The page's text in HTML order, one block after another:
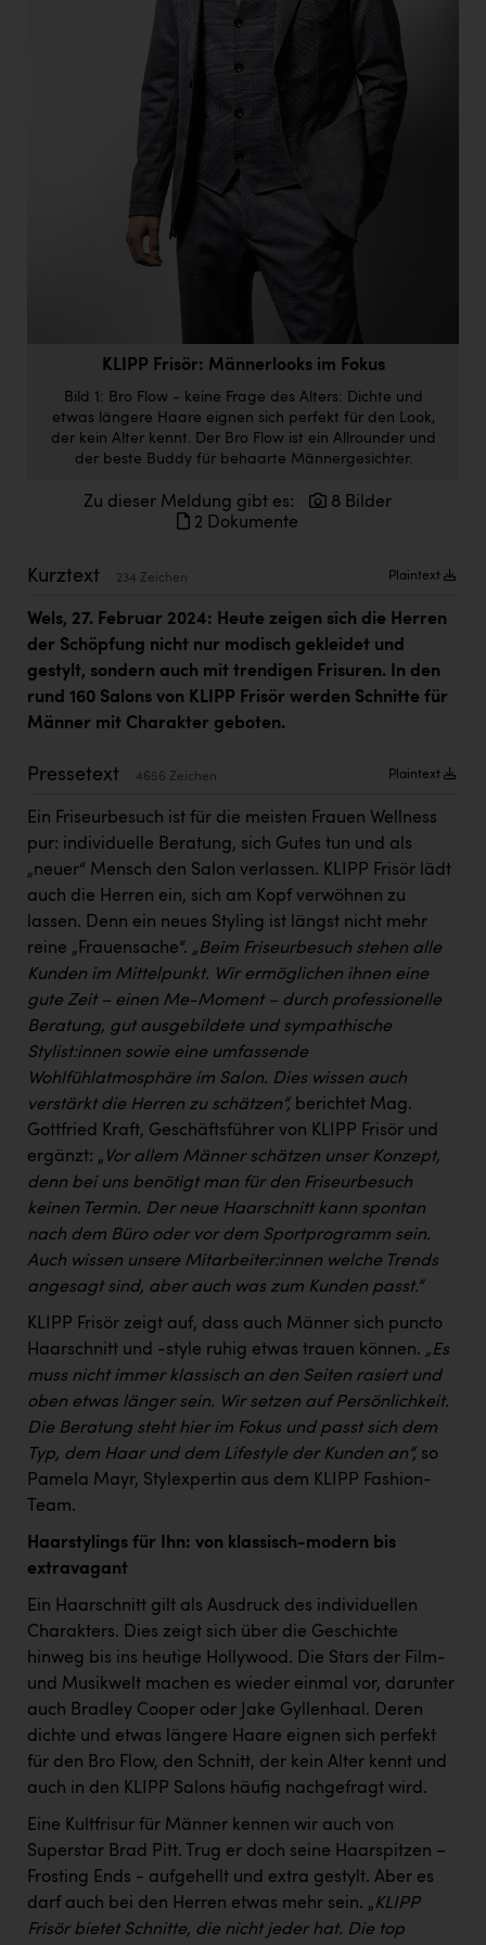
HIG Infomotion Group
IFE Austria GmbH
Jesolo
Jane Goodall Institute Austria
KEBA
KIWI Kinderwunsch Institut Dr. Loimer
KLIPP Frisör
Kleider Bauer
Maximarkt
Oldtimer Raststationen und Motorhotels
Österreichischer Kachelofenverband
Orlen
Passage Linz
PEZ
PÜSPÖK
REMAX
RE/MAX Welcome
RUBBLE MASTER
Ruderclub Wels
SCRI - Salzburg Cancer Research Institute
Schwingshandl - automation technology gmbh
Seher + Partner
Smurfit Westrock Nettingsdorf
TCL
TGW Logistics
TRAILOMAT & Cycling Austria
Vier Diamanten
Vorlagenportal
Wir besiegen Krebs
Wirtschaftskammer OÖ
ZGONC
ZULuft - Zukunft Luft Austria
z.l.ö.
Österreichisches Hebammengremium
KLIPP Frisör: Männerlooks im Fokus
Bild 1: Bro Flow - keine Frage des Alters: Dichte und
etwas längere Haare eignen sich perfekt für den Look,
der kein Alter kennt. Der Bro Flow ist ein Allrounder und
der beste Buddy für behaarte Männergesichter.
Zu dieser Meldung gibt es:
8 Bilder
2 Dokumente
Kurztext 234 Zeichen Plaintext
Wels, 27. Februar 2024: Heute zeigen sich die Herren
der Schöpfung nicht nur modisch gekleidet und
gestylt, sondern auch mit trendigen Frisuren. In den
rund 160 Salons von KLIPP Frisör werden Schnitte für
Männer mit Charakter geboten.
Pressetext 4656 Zeichen Plaintext
Ein Friseurbesuch ist für die meisten Frauen Wellness
pur: individuelle Beratung, sich Gutes tun und als
„neuer“ Mensch den Salon verlassen. KLIPP Frisör lädt
auch die Herren ein, sich am Kopf verwöhnen zu
lassen. Denn ein neues Styling ist längst nicht mehr
reine „Frauensache“. „Beim Friseurbesuch stehen alle
Kunden im Mittelpunkt. Wir ermöglichen ihnen eine
gute Zeit – einen Me-Moment – durch professionelle
Beratung, gut ausgebildete und sympathische
Stylist:innen sowie eine umfassende
Wohlfühlatmosphäre im Salon. Dies wissen auch
verstärkt die Herren zu schätzen“, berichtet Mag.
Gottfried Kraft, Geschäftsführer von KLIPP Frisör und
ergänzt: „ Vor allem Männer schätzen unser Konzept,
denn bei uns benötigt man für den Friseurbesuch
keinen Termin. Der neue Haarschnitt kann spontan
nach dem Büro oder vor dem Sportprogramm sein.
Auch wissen unsere Mitarbeiter:innen welche Trends
angesagt sind, aber auch was zum Kunden passt.“
KLIPP Frisör zeigt auf, dass auch Männer sich puncto
Haarschnitt und -style ruhig etwas trauen können. „Es
muss nicht immer klassisch an den Seiten rasiert und
oben etwas länger sein. Wir setzen auf Persönlichkeit.
Die Beratung steht hier im Fokus und passt sich dem
Typ, dem Haar und dem Lifestyle der Kunden an“, so
Pamela Mayr, Stylexpertin aus dem KLIPP Fashion-
Team.
Haarstylings für Ihn: von klassisch-modern bis
extravagant
Ein Haarschnitt gilt als Ausdruck des individuellen
Charakters. Dies zeigt sich über die Geschichte
hinweg bis ins heutige Hollywood. Die Stars der Film-
und Musikwelt machen es wieder einmal vor, darunter
auch Bradley Cooper oder Jake Gyllenhaal. Deren
dichte und etwas längere Haare eignen sich perfekt
für den Bro Flow, den Schnitt, der kein Alter kennt und
auch in den KLIPP Salons häufig nachgefragt wird.
Eine Kultfrisur für Männer kennen wir auch von
Superstar Brad Pitt. Trug er doch seine Haarspitzen –
Frosting Ends - aufgehellt und extra gestylt. Aber es
darf auch bei den Herren etwas mehr sein. „KLIPP
Frisör bietet Schnitte, die nicht jeder hat. Die top